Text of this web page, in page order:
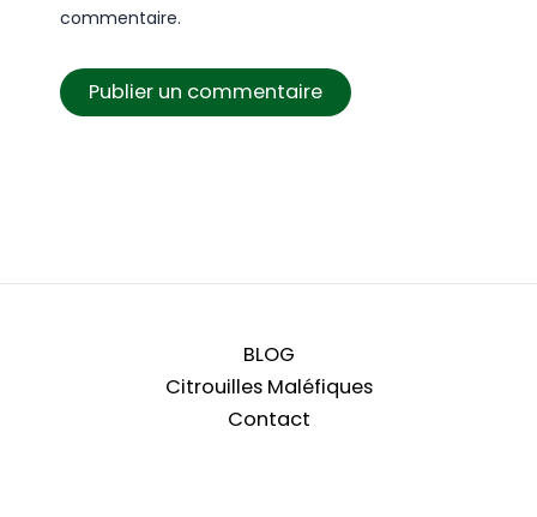
commentaire.
BLOG
Citrouilles Maléfiques
Contact